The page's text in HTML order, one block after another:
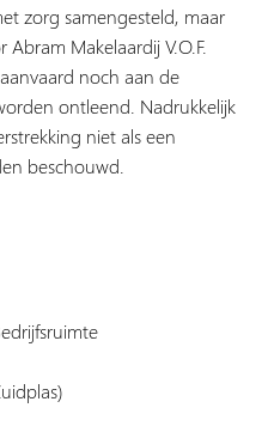
zorg samengesteld, maar
Makelaardij V.O.F.
noch aan de
ontleend. Nadrukkelijk
niet als een
beschouwd.